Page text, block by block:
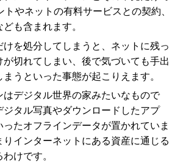
やネットの有料サービスとの契約、
も含まれます。
けを処分してしまうと、ネットに残っ
切れてしまい、後で気づいても手出
うといった事態が起こりえます。
はデジタル世界の家みたいなもので
ジタル写真やダウンロードしたアプ
ったオフラインデータが置かれていま
インターネットにある資産に通じる
けです。